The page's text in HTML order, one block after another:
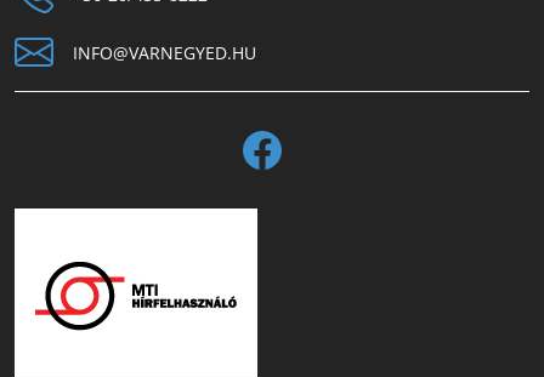
INFO@VARNEGYED.HU